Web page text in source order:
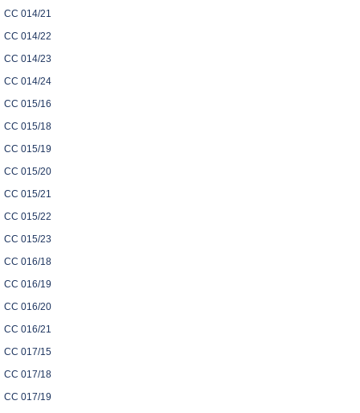
CC 014/21
CC 014/22
CC 014/23
CC 014/24
CC 015/16
CC 015/18
CC 015/19
CC 015/20
CC 015/21
CC 015/22
CC 015/23
CC 016/18
CC 016/19
CC 016/20
CC 016/21
CC 017/15
CC 017/18
CC 017/19